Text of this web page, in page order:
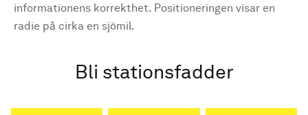
informationens korrekthet. Positioneringen visar en
radie på cirka en sjömil.
Bli stationsfadder